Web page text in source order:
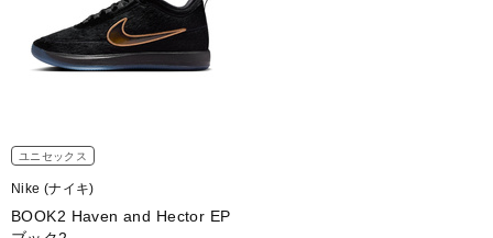
ユニセックス
Nike (ナイキ)
BOOK2 Haven and Hector EP